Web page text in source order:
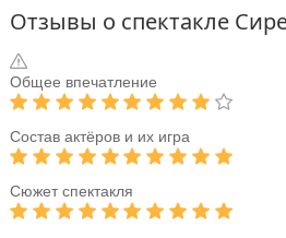
Отзывы о спектакле
Общее впечатление
Состав актёров и их игра
Сюжет спектакля